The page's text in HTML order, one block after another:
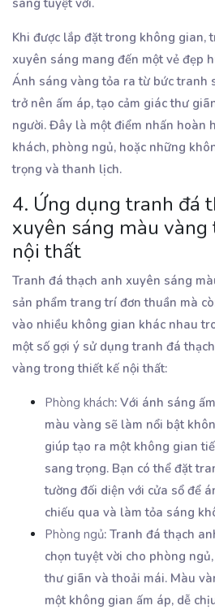
sáng tuyệt vời.
Khi được lắp đặt trong không gian,
xuyên sáng mang đến một vẻ đẹp
Ánh sáng vàng tỏa ra từ bức tranh
trở nên ấm áp, tạo cảm giác thư
người. Đây là một điểm nhấn hoàn
khách, phòng ngủ, hoặc những
trọng và thanh lịch.
4. Ứng dụng tranh đá
xuyên sáng màu
nội thất
Tranh đá thạch anh xuyên sáng
sản phẩm trang trí đơn thuần mà
vào nhiều không gian khác nhau
một số gợi ý sử dụng tranh đá
vàng trong thiết kế nội thất:
Phòng khách: Với ánh sáng
màu vàng sẽ làm nổi bật
giúp tạo ra một không gian
sang trọng. Bạn có thể đặt
tường đối diện với cửa sổ để
chiếu qua và làm tỏa sáng
Phòng ngủ: Tranh đá thạch
chọn tuyệt vời cho phòng
thư giãn và thoải mái. Màu
một không gian ấm áp, dễ